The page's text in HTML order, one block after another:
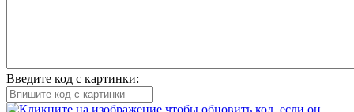
Введите код с картинки: